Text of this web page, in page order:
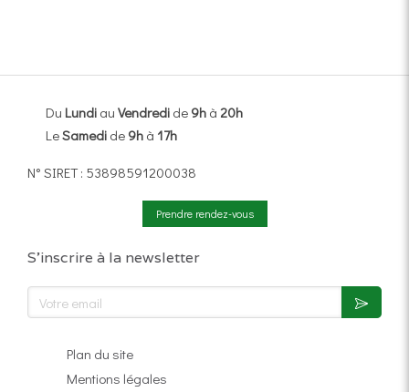
Du Lundi au Vendredi de 9h à 20h
LeSamedi de 9h à 17h
N° SIRET : 53898591200038
Prendre rendez-vous
S'inscrire à la newsletter
Votre email
Plan du site
Mentions légales